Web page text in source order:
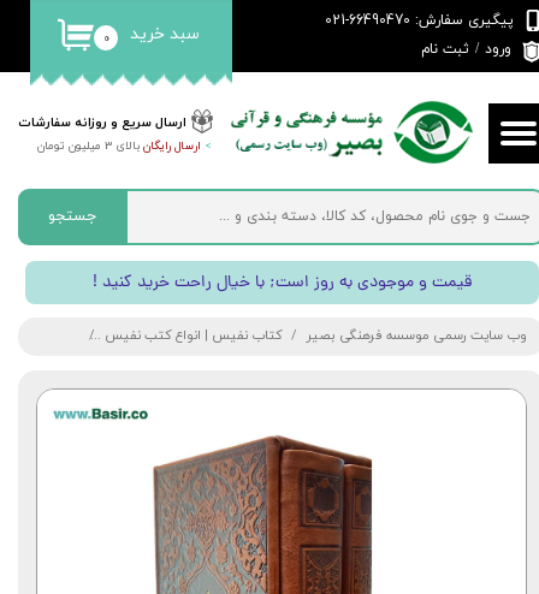
ارسال سریع و روزانه سفارشات
> ارسال رایگانبالای 3 میلیون تومان
پیگیری سفارش: 66490470-021
ورود / ثبت نام
حساب کاربری من
تغییر گذر واژه
سفارشات
خروج از حساب کاربری
۰ سبد خرید
جستجو
! قیمت و موجودی به روز است; با خیال راحت خرید کنید
وب سایت رسمی موسسه فرهنگی بصیر کتاب نفیس | انواع کتب نفیس